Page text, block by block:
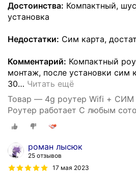
Достоинства: Компактный,
установка
Недостатки: Сим карта,
Комментарий: Компактный
монтаж, после установки сим
30… Читать ещё
Товар — 4g роутер Wifi + СИМ
Роутер работает С любым
россии, крыма, СНГ.
требует настроек! Прочный
роман лысюк
25 отзывов
17 мая 2023